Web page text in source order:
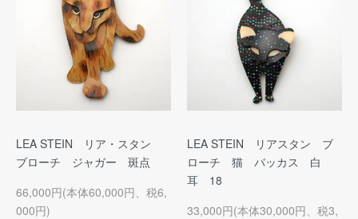
LEA STEIN リア・スタン
ブローチ ジャガー 斑点
66,000円(本体60,000円、税6,
000円)
LEA STEIN リアスタン ブ
ローチ 猫 バッカス 白
耳 18
33,000円(本体30,000円、税3,